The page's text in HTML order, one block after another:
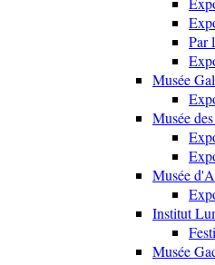
Par
Musée
Musée
Musée
Institut
Musée